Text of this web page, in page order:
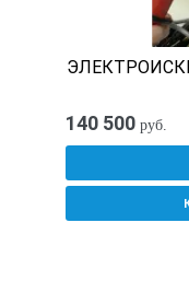
Питание прибора
—
140 500 руб.